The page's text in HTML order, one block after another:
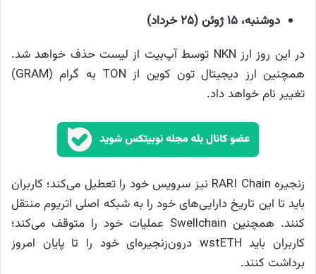
دوشنبه، ۱۵ ژوئن (۲۵ خرداد)
در این روز ارز NKN توسط آپ‌بیت از لیست حذف خواهد شد.
همچنین ارز دیجیتال تون کوین از TON به گرام (GRAM)
تغییر نام خواهد داد.
زنجیره RARI Chain نیز سرویس خود را تعطیل می‌کند؛ کاربران
باید تا این تاریخ دارایی‌های خود را به شبکه اصلی اتریوم منتقل
کنند. همچنین Swellchain عملیات خود را متوقف می‌کند؛
کاربران باید wstETH درون‌زنجیره‌ای خود را تا پایان امروز
برداشت کنند.